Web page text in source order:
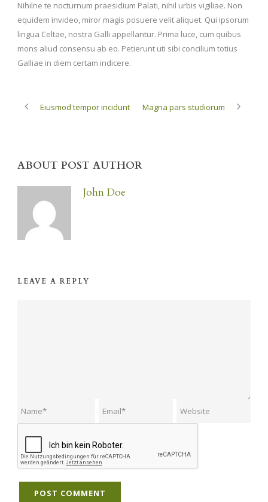
Nihilne te nocturnum praesidium Palati, nihil urbis vigiliae. Non
equidem invideo, miror magis posuere velit aliquet. Qui ipsorum
lingua Celtae, nostra Galli appellantur. Prima luce, cum quibus
mons aliud consensu ab eo. Petierunt uti sibi concilium totius
Galliae in diem certam indicere.
Eiusmod tempor incidunt Magna pars studiorum
ABOUT POST AUTHOR
John Doe
LEAVE A REPLY